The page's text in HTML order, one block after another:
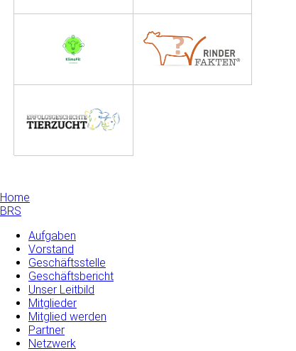
Home
BRS
Aufgaben
Vorstand
Geschäftsstelle
Geschäftsbericht
Unser Leitbild
Mitglieder
Mitglied werden
Partner
Netzwerk